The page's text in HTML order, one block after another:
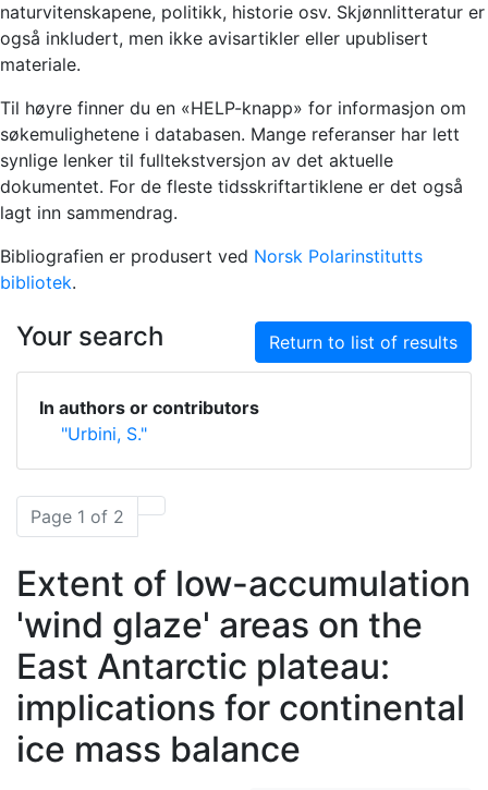
naturvitenskapene, politikk, historie osv. Skjønnlitteratur er
også inkludert, men ikke avisartikler eller upublisert
materiale.
Til høyre finner du en «HELP-knapp» for informasjon om
søkemulighetene i databasen. Mange referanser har lett
synlige lenker til fulltekstversjon av det aktuelle
dokumentet. For de fleste tidsskriftartiklene er det også
lagt inn sammendrag.
Bibliografien er produsert ved Norsk Polarinstitutts
bibliotek.
Your search Return to list of results
In authors or contributors
"Urbini, S."
Page 1 of 2
Extent of low-accumulation
'wind glaze' areas on the
East Antarctic plateau:
implications for continental
ice mass balance